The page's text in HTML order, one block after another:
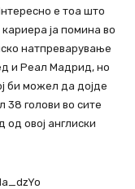
е тоа што
ја помина во
натпреварување
и Реал Мадрид, но
би можел да дојде
38 голови во сите
овој англиски